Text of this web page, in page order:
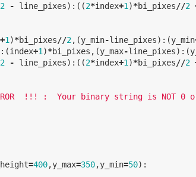
2 - line_pixes):((2*index+1 )*bi_pixes//2
+1 )*bi_pixes//2,(y_min-line_pixes):(y_min
:(index+1 )*bi_pixes ,(y_max-line_pixes):(
2 - line_pixes):((2*index+1 )*bi_pixes//2
!!! :  Your binary string is NOT 0
=400,y_max=350,y_min=50):